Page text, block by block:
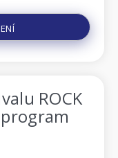
ROCK